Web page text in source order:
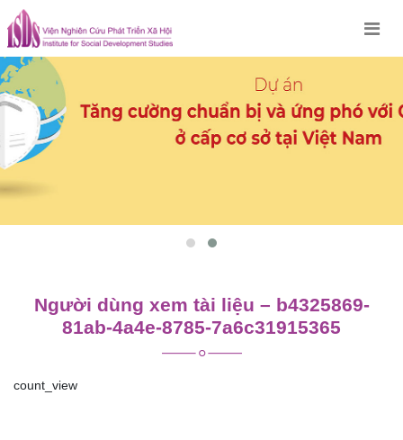
Skip
to
content
Người dùng xem tài liệu – b4325869-
81ab-4a4e-8785-7a6c31915365
count_view